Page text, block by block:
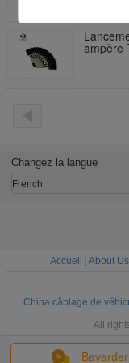
ampère
Bavarder
Changez la langue
French
Accueil About Us
China câblage de
All